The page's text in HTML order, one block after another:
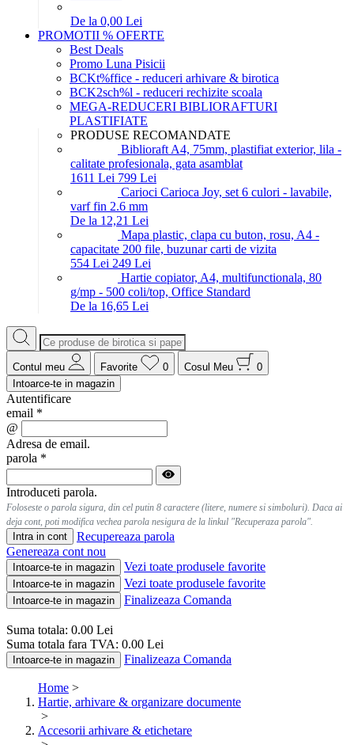
De la 0,00 Lei
PROMOTII % OFERTE
Best Deals
Promo Luna Pisicii
BCKt%ffice - reduceri arhivare & birotica
BCK2sch%l - reduceri rechizite scoala
MEGA-REDUCERI BIBLIORAFTURI
PLASTIFIATE
PRODUSE RECOMANDATE
Biblioraft A4, 75mm, plastifiat exterior, lila -
calitate profesionala, gata asamblat
1611 Lei 799 Lei
Carioci Carioca Joy, set 6 culori - lavabile,
varf fin 2.6 mm
De la 12,21 Lei
Mapa plastic, clapa cu buton, rosu, A4 -
capacitate 200 file, buzunar carti de vizita
554 Lei 249 Lei
Hartie copiator, A4, multifunctionala, 80
g/mp - 500 coli/top, Office Standard
De la 16,65 Lei
Contul meu Favorite 0 Cosul Meu
0
Intoarce-te in magazin
Autentificare
email *
@
Adresa de email.
parola *
Introduceti parola.
Foloseste o parola sigura, din cel putin 8 caractere (litere, numere si simboluri). Daca ai
deja cont, poti modifica vechea parola nesigura de la linkul "Recuperaza parola".
Intra in cont
Recupereaza parola
Genereaza cont nou
Intoarce-te in magazin Vezi toate produsele favorite
Intoarce-te in magazin Vezi toate produsele favorite
Intoarce-te in magazin Finalizeaza Comanda
Suma totala: 0.00 Lei
Suma totala fara TVA: 0.00 Lei
Intoarce-te in magazin Finalizeaza Comanda
Home >
Hartie, arhivare & organizare documente
>
Accesorii arhivare & etichetare